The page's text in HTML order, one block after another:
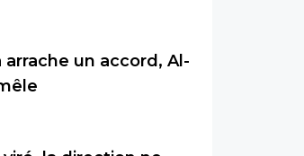
arrache un accord, Al-